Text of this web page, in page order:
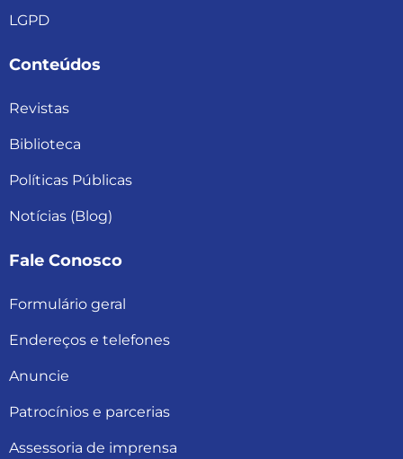
LGPD
Conteúdos
Revistas
Biblioteca
Políticas Públicas
Notícias (Blog)
Fale Conosco
Formulário geral
Endereços e telefones
Anuncie
Patrocínios e parcerias
Assessoria de imprensa